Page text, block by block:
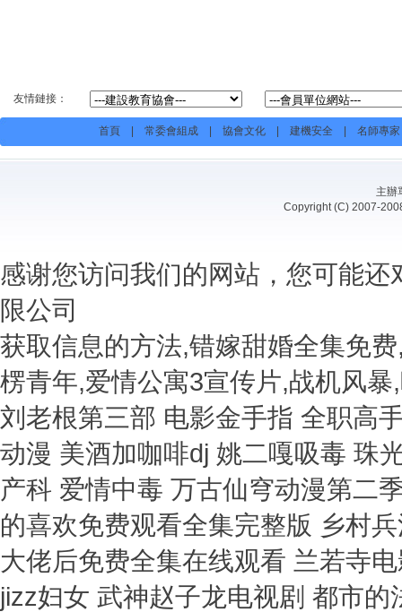
友情鏈接：
首頁| 常委會組成| 協會文化| 建機安全 名師專家
主
Copyright (C) 2007-
感谢您访问我们的网站，您可能
限公司
获取信息的方法,错嫁甜婚全集免
楞青年,爱情公寓3宣传片,战机风暴
刘老根第三部 电影金手指 全职高
动漫 美酒加咖啡dj 姚二嘎吸毒 珠
产科 爱情中毒 万古仙穹动漫第二
的喜欢免费观看全集完整版 乡村
大佬后免费全集在线观看 兰若寺
jizz妇女 武神赵子龙电视剧 都市